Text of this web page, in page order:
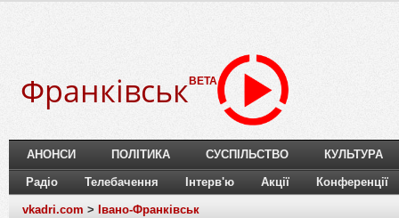
Франківськ BETA
АНОНСИ ПОЛІТИКА СУСПІЛЬСТВО КУЛЬТУРА
Радіо Телебачення Інтерв'ю Акції Конференції
vkadri.com > Івано-Франківськ